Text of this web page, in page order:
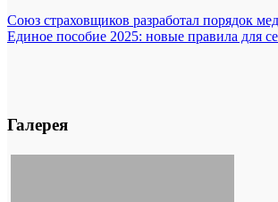
Союз страховщиков разработал порядок
Единое пособие 2025: новые правила для
Галерея